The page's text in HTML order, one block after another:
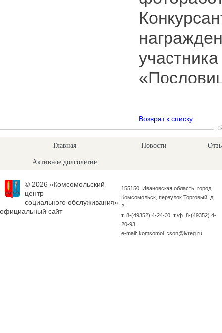
Возврат к списку
Главная Новости
Активное долголетие
© 2026 «Комсомольский
центр
социального обслуживания»
официальный сайт
155150 Ивановская область, город
Комсомольск, переулок Торговый, д.
2
т. 8-(49352) 4-24-30 т./ф. 8-(49352) 4-
20-93
e-mail: komsomol_cson@ivreg.ru